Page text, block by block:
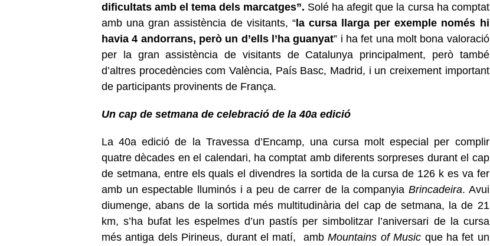
dificultats amb el tema dels marcatges”. Solé ha afegit que la cursa ha comptat
amb una gran assistència de visitants, “la cursa llarga per exemple només hi
havia 4 andorrans, però un d’ells l’ha guanyat” i ha fet una molt bona valoració
per la gran assistència de visitants de Catalunya principalment, però també
d’altres procedències com València, País Basc, Madrid, i un creixement important
de participants provinents de França.
Un cap de setmana de celebració de la 40a edició
La 40a edició de la Travessa d’Encamp, una cursa molt especial per complir
quatre dècades en el calendari, ha comptat amb diferents sorpreses durant el cap
de setmana, entre els quals el divendres la sortida de la cursa de 126 k es va fer
amb un espectable lluminós i a peu de carrer de la companyia Brincadeira. Avui
diumenge, abans de la sortida més multitudinària del cap de setmana, la de 21
km, s’ha bufat les espelmes d’un pastís per simbolitzar l’aniversari de la cursa
més antiga dels Pirineus, durant el matí, amb Mountains of Music que ha fet un